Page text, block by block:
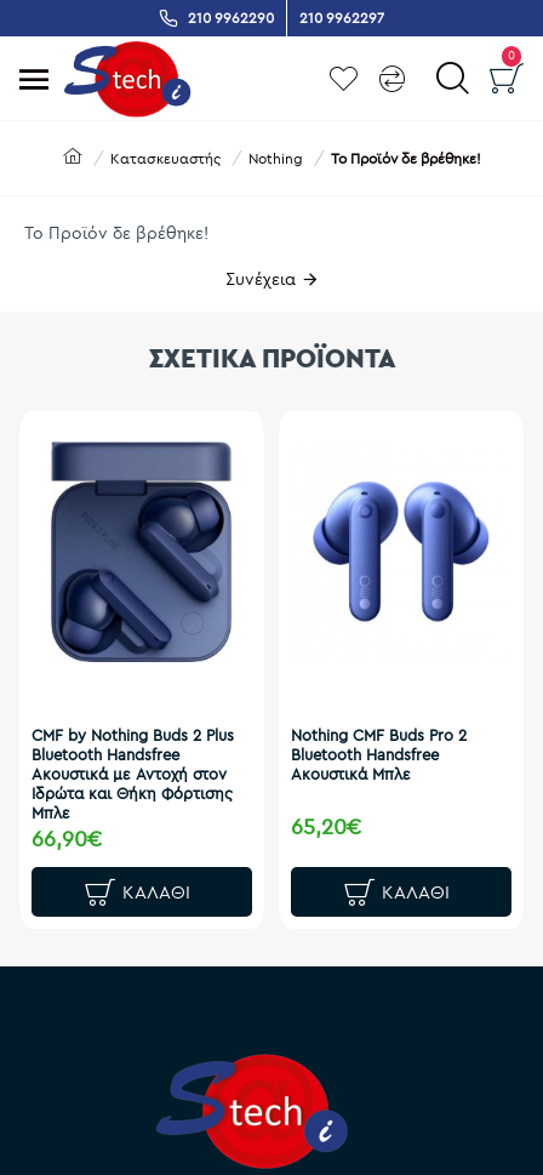
210 9962290 210 9962297
0
Κατασκευαστής Nothing Το Προϊόν δε βρέθηκε!
Το Προϊόν δε βρέθηκε!
Συνέχεια
ΣΧΕΤΙΚΑ ΠΡΟΪΟΝΤΑ
CMF by Nothing Buds 2 Plus
Bluetooth Handsfree
Ακουστικά με Αντοχή στον
Ιδρώτα και Θήκη Φόρτισης
Μπλε
66,90€
ΚΑΛΆΘΙ
Nothing CMF Buds Pro 2
Bluetooth Handsfree
Ακουστικά Μπλε
65,20€
ΚΑΛΆΘΙ